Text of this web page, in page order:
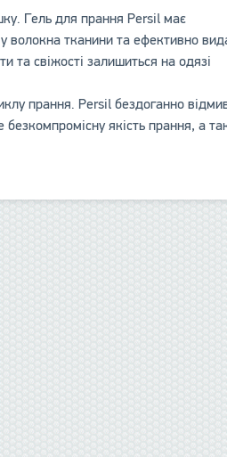
Гель для прання Persil має
волокна тканини та ефективно
та свіжості залишиться на одязі
прання. Persil бездоганно
якість прання, а